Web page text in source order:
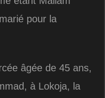
pour la
âgée de 45 ans,
à Lokoja, la